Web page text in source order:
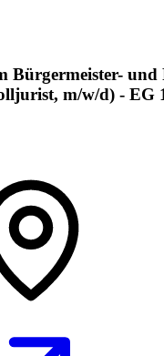
Bürgermeister- und
m/w/d) - EG